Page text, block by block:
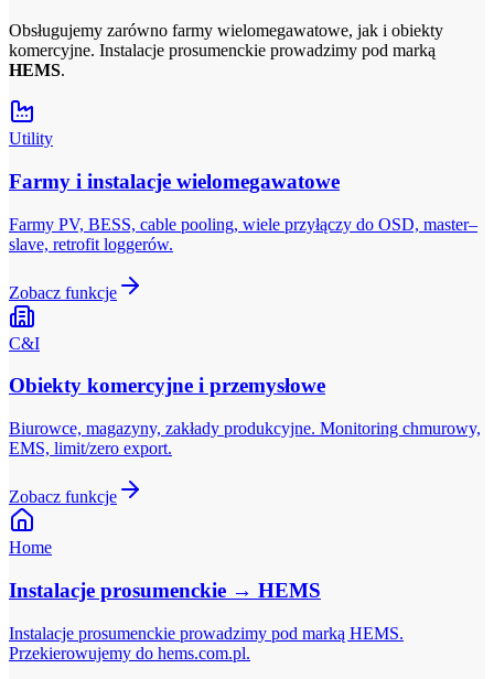
Obsługujemy zarówno farmy wielomegawatowe, jak i obiekty
komercyjne. Instalacje prosumenckie prowadzimy pod marką
HEMS.
Utility
Farmy i instalacje wielomegawatowe
Farmy PV, BESS, cable pooling, wiele przyłączy do OSD, master–
slave, retrofit loggerów.
Zobacz funkcje
C&I
Obiekty komercyjne i przemysłowe
Biurowce, magazyny, zakłady produkcyjne. Monitoring chmurowy,
EMS, limit/zero export.
Zobacz funkcje
Home
Instalacje prosumenckie → HEMS
Instalacje prosumenckie prowadzimy pod marką HEMS.
Przekierowujemy do hems.com.pl.